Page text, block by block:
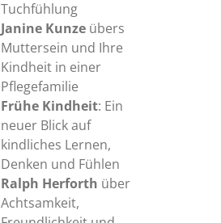
Tuchfühlung
Janine Kunze übers
Muttersein und Ihre
Kindheit in einer
Pflegefamilie
Frühe Kindheit: Ein
neuer Blick auf
kindliches Lernen,
Denken und Fühlen
Ralph Herforth über
Achtsamkeit,